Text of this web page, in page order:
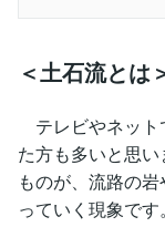
＜土石流とは
テレビやネット
た方も多いと思
ものが、流路の
っていく現象です。